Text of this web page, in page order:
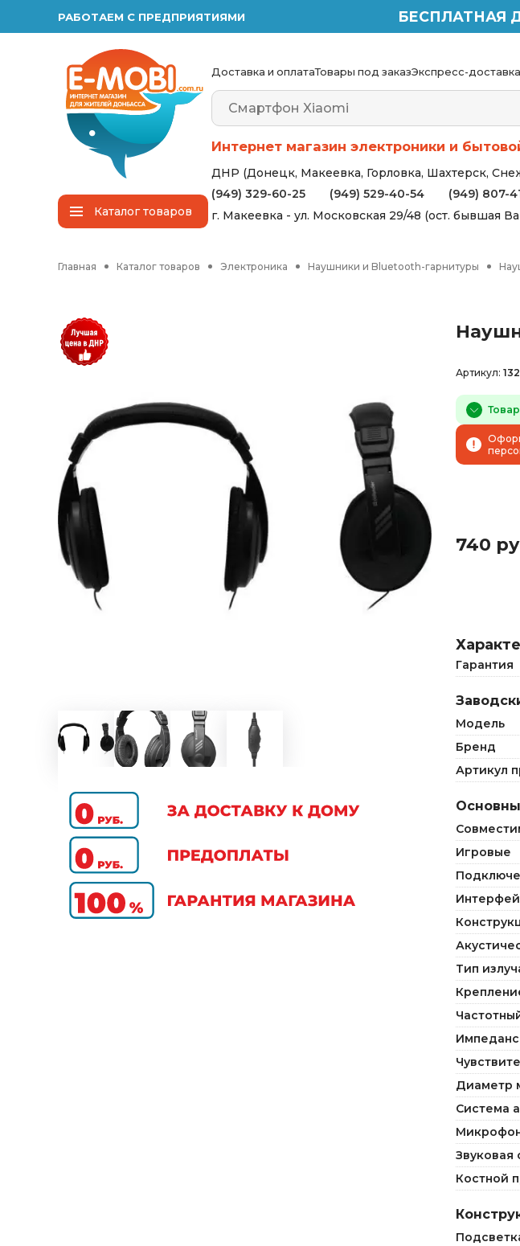
РАБОТАЕМ С ПРЕДПРИЯТИЯМИ БЕСПЛАТНАЯ
Каталогтоваров
Доставка и оплатаТовары под заказЭкспресс-доставка
Интернет магазин электроники и
ДНР (Донецк, Макеевка, Горловка, Шахтерск,
(949) 329-60-25
(949) 529-40-54
(949) 807-
г. Макеевка - ул. Московская 29/48 (ост. бывшая
Главная Каталог товаров Электроника Наушники и Bluetooth-гарнитуры
Артикул:
740
Гарантия
Модель
Бренд
Артикул
Игровые
Тип
Диаметр
Система
Звуковая
Костной